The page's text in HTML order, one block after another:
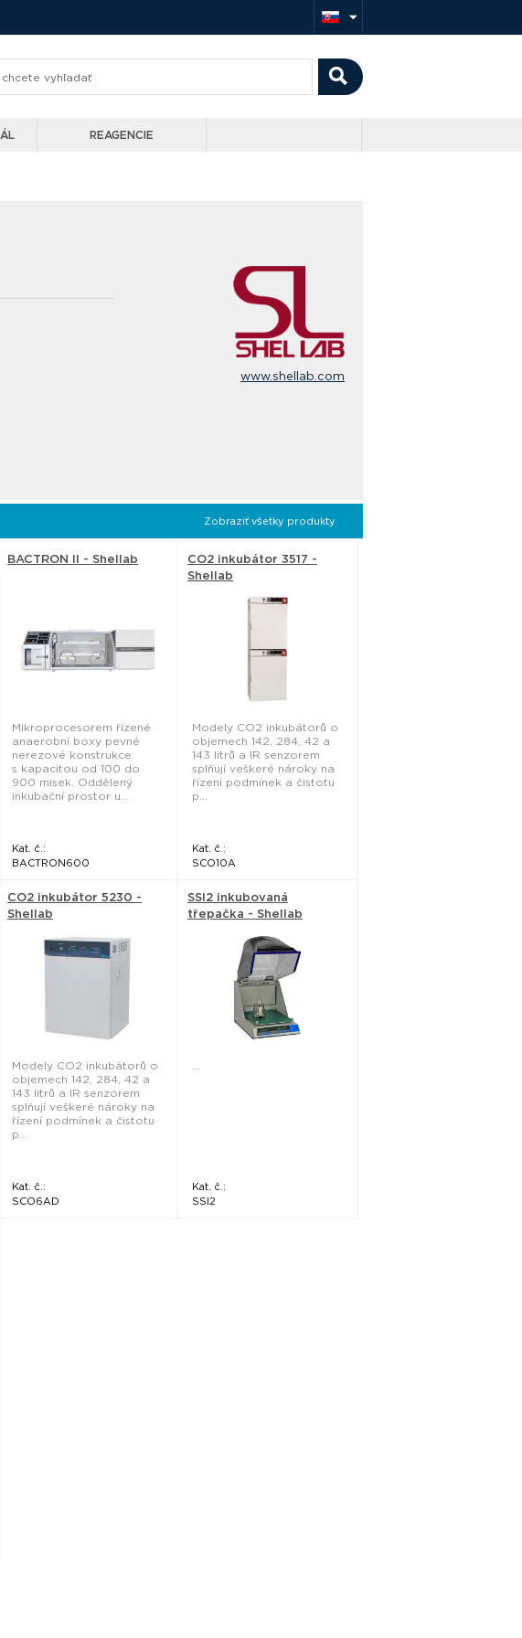
REAGENCIE
www.shellab.com
Zobraziť všetky produkty
BACTRON II - Shellab
Mikroprocesorem řízené
anaerobní boxy pevné
nerezové konstrukce
s kapacitou od 100 do
900 misek. Oddělený
inkubační prostor u...
Kat. č.:
BACTRON600
CO2 inkubátor 3517 -
Shellab
Modely CO2 inkubátorů o
objemech 142, 284, 42 a
143 litrů a IR senzorem
splňují veškeré nároky na
řízení podmínek a čistotu
p...
Kat. č.:
SCO10A
CO2 inkubátor 5230 -
Shellab
Modely CO2 inkubátorů o
objemech 142, 284, 42 a
143 litrů a IR senzorem
splňují veškeré nároky na
řízení podmínek a čistotu
p...
Kat. č.:
SCO6AD
SSI2 inkubovaná
třepačka - Shellab
...
Kat. č.:
SSI2